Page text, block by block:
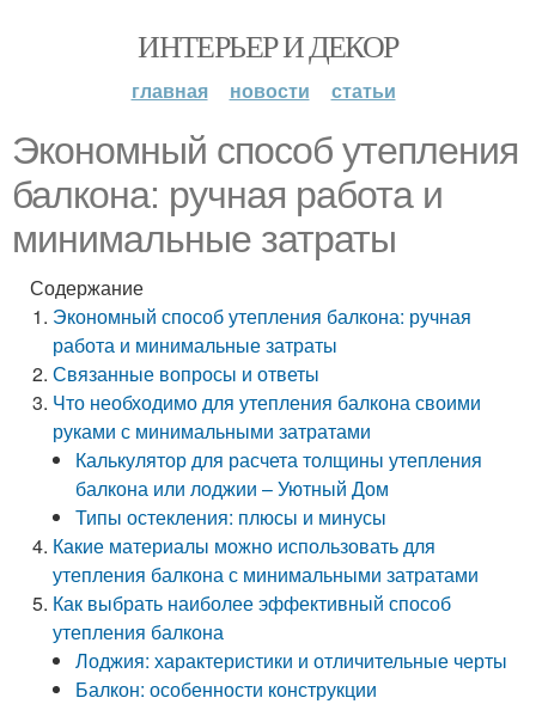
ИНТЕРЬЕР И ДЕКОР
главная новости статьи
Экономный способ утепления
балкона: ручная работа и
минимальные затраты
Содержание
Экономный способ утепления балкона: ручная
работа и минимальные затраты
Связанные вопросы и ответы
Что необходимо для утепления балкона своими
руками с минимальными затратами
Калькулятор для расчета толщины утепления
балкона или лоджии – Уютный Дом
Типы остекления: плюсы и минусы
Какие материалы можно использовать для
утепления балкона с минимальными затратами
Как выбрать наиболее эффективный способ
утепления балкона
Лоджия: характеристики и отличительные черты
Балкон: особенности конструкции